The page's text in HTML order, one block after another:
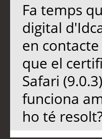
Fa temps
digital
en
que el
Safari
funciona
ho té